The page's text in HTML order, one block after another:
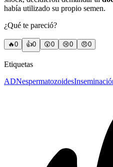
había utilizado su propio semen.
¿Qué te pareció?
🔥0 👍0 😲0 😢0 😠0
Etiquetas
ADNespermatozoides